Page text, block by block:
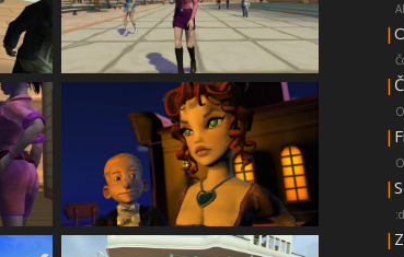
|
|
|
|
|